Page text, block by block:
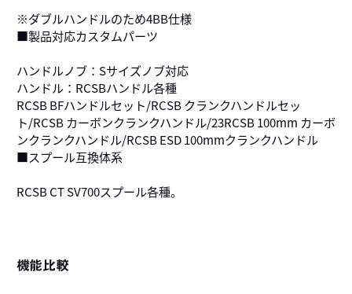
※ダブルハンドルのため4BB仕様
■製品対応カスタムパーツ
ハンドルノブ：Sサイズノブ対応
ハンドル：RCSBハンドル各種
RCSB BFハンドルセット/RCSB クランクハンドルセッ
ト/RCSB カーボンクランクハンドル/23RCSB 100mm カーボ
ンクランクハンドル/RCSB ESD 100mmクランクハンドル
■スプール互換体系
RCSB CT SV700スプール各種。
機能比較